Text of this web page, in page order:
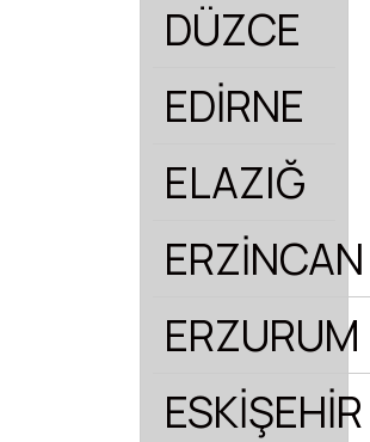
DÜZCE
EDİRNE
ELAZIĞ
ERZİNCAN
ERZURUM
ESKİŞEHİR